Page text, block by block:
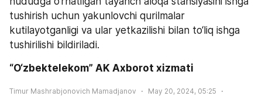
tushirish uchun yakunlovchi qurilmalar
kutilayotganligi va ular yetkazilishi bilan to‘liq ishga
tushirilishi bildiriladi.
“O‘zbektelekom” AK Axborot xizmati
Timur Mashrabjonovich Mamadjanov May 20, 2024, 05:25